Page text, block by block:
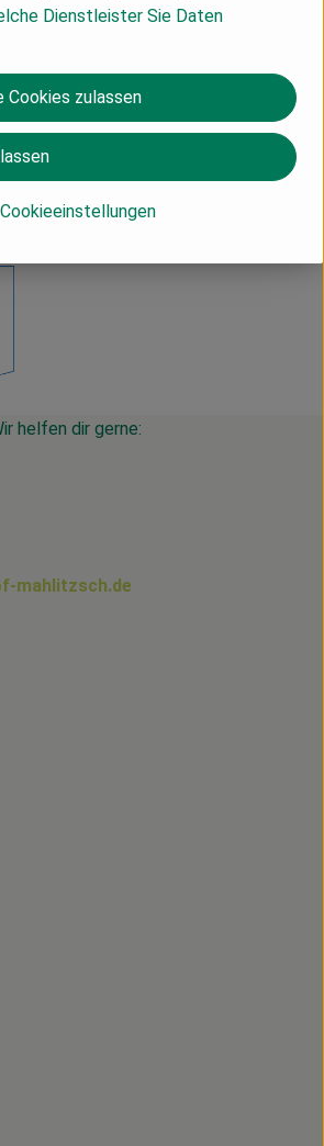
helfen dir gerne:
mahlitzsch.de
Dienstleister Sie Daten
Cookieeinstellungen
Cookies zulassen